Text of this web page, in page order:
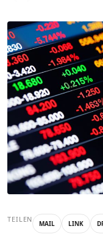
TEILEN MAIL LINK